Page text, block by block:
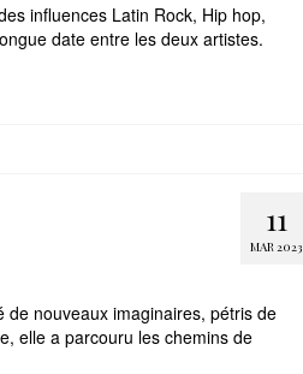
influences Latin Rock, Hip hop,
date entre les deux artistes.
11
MAR 2023
nouveaux imaginaires, pétris de
elle a parcouru les chemins de